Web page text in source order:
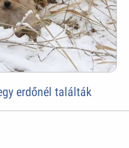
erdőnél találták